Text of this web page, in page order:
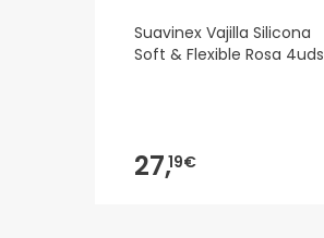
Suavinex Vajilla Silicona
Soft & Flexible Rosa 4uds
27,19€